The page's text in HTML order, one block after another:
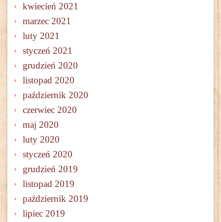
kwiecień 2021
marzec 2021
luty 2021
styczeń 2021
grudzień 2020
listopad 2020
październik 2020
czerwiec 2020
maj 2020
luty 2020
styczeń 2020
grudzień 2019
listopad 2019
październik 2019
lipiec 2019